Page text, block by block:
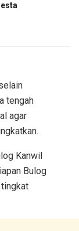
tengah
agar
Kanwil
Bulog